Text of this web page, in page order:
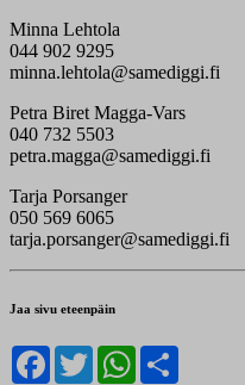
Minna Lehtola
044 902 9295
minna.lehtola@samediggi.fi
Petra Biret Magga-Vars
040 732 5503
petra.magga@samediggi.fi
Tarja Porsanger
050 569 6065
tarja.porsanger@samediggi.fi
Jaa sivu eteenpäin
Facebook
TwitterWhatsApp